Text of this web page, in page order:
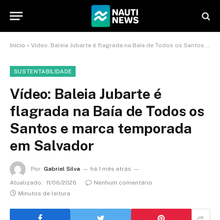
Início » Vídeo: Baleia Jubarte é flagrada na Baía de Todos os Santos e marca temporada em Salvador
SUSTENTABILIDADE
Vídeo: Baleia Jubarte é
flagrada na Baía de Todos os
Santos e marca temporada
em Salvador
Por: Gabriel Silva
há 1 mês atrás
Atualizado: 11/06/2026
Nenhum comentário
Minutos de leitura